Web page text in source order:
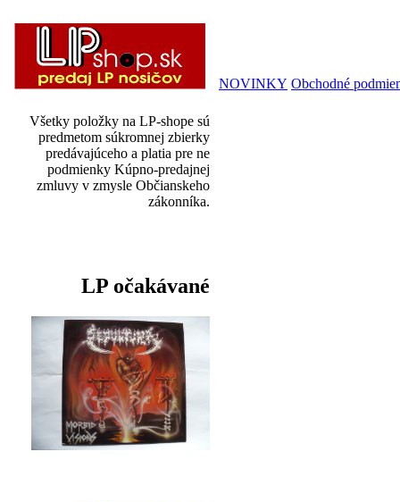
Všetky položky na LP-shope sú
predmetom súkromnej zbierky
predávajúceho a platia pre ne
podmienky Kúpno-predajnej
zmluvy v zmysle Občianskeho
zákonníka.
LP očakávané
NOVINKY Obchodné